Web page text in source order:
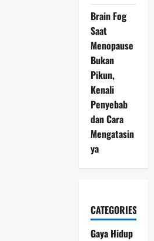
Brain Fog
Saat
Menopause
Bukan
Pikun,
Kenali
Penyebab
dan Cara
Mengatasin
ya
CATEGORIES
Gaya Hidup